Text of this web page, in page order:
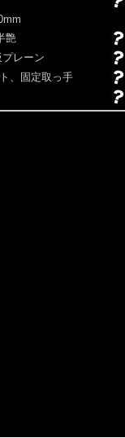
艶
レーン
、固定取っ手